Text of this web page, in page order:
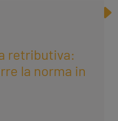
retributiva:
la norma in